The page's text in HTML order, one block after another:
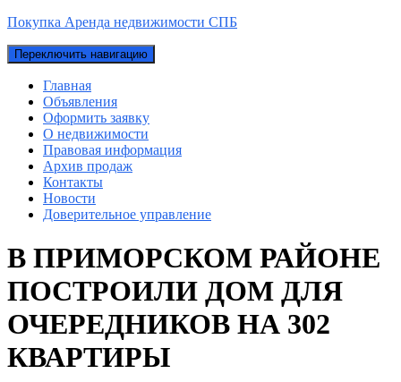
Покупка Аренда недвижимости СПБ
Переключить навигацию
Главная
Объявления
Оформить заявку
О недвижимости
Правовая информация
Архив продаж
Контакты
Новости
Доверительное управление
В ПРИМОРСКОМ РАЙОНЕ
ПОСТРОИЛИ ДОМ ДЛЯ
ОЧЕРЕДНИКОВ НА 302
КВАРТИРЫ